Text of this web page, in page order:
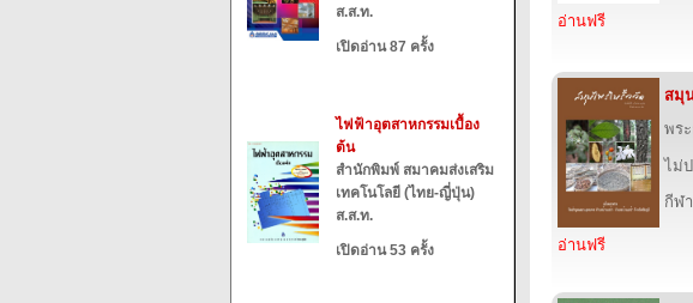
ส.ส.ท.
เปิดอ่าน 87 ครั้ง
ไฟฟ้าอุตสาหกรรมเบื้อง
ต้น
สำนักพิมพ์ สมาคมส่งเสริม
เทคโนโลยี (ไทย-ญี่ปุ่น)
ส.ส.ท.
เปิดอ่าน 53 ครั้ง
อ่านฟรี
สมุ
พร
ไม่
กีฬ
อ่านฟรี